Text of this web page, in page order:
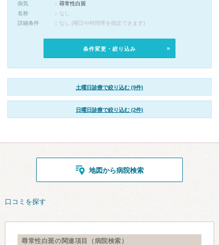
病気
尋常性白斑
名称
なし
詳細条件
なし (曜日や時間帯を指定できます)
条件変更・絞り込み
土曜日診療で絞り込む (9件)
日曜日診療で絞り込む (2件)
地図から病院検索
口コミを探す
尋常性白斑の関連項目（病院検索）